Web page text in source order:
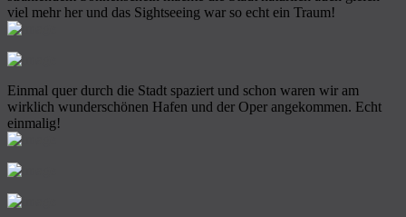
viel mehr her und das Sightseeing war so echt ein Traum!
Einmal quer durch die Stadt spaziert und schon waren wir am
wirklich wunderschönen Hafen und der Oper angekommen. Echt
einmalig!